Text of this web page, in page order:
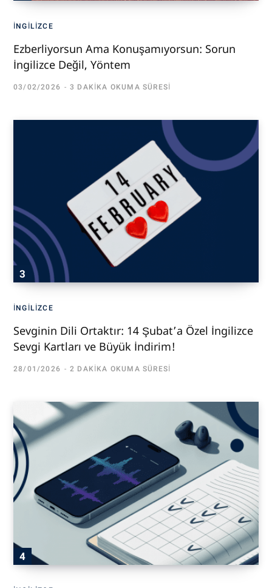
İNGILIZCE
Ezberliyorsun Ama Konuşamıyorsun: Sorun
İngilizce Değil, Yöntem
03/02/2026 3 DAKIKA OKUMA SÜRESI
İNGILIZCE
Sevginin Dili Ortaktır: 14 Şubat’a Özel İngilizce
Sevgi Kartları ve Büyük İndirim!
28/01/2026 2 DAKIKA OKUMA SÜRESI